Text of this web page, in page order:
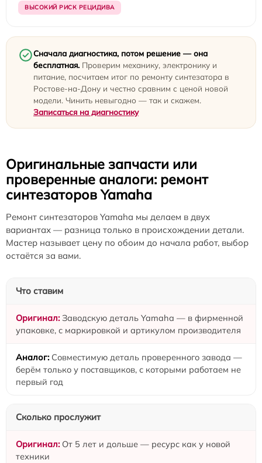
ВЫСОКИЙ РИСК РЕЦИДИВА
Сначала диагностика, потом решение — она
бесплатная. Проверим механику, электронику и
питание, посчитаем итог по ремонту синтезатора в
Ростове-на-Дону и честно сравним с ценой новой
модели. Чинить невыгодно — так и скажем.
Записаться на диагностику
Оригинальные запчасти или
проверенные аналоги: ремонт
синтезаторов Yamaha
Ремонт синтезаторов Yamaha мы делаем в двух
вариантах — разница только в происхождении детали.
Мастер называет цену по обоим до начала работ, выбор
остаётся за вами.
Что ставим
Заводскую деталь Yamaha — в фирменной
упаковке, с маркировкой и артикулом производителя
Совместимую деталь проверенного завода —
берём только у поставщиков, с которыми работаем не
первый год
Сколько прослужит
От 5 лет и дольше — ресурс как у новой
техники